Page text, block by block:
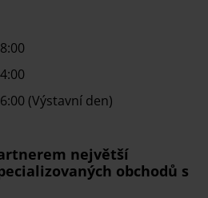
(Výstavní den)
největší
obchodů s